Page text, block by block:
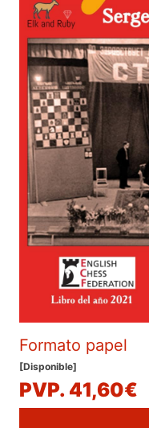
Formato papel
[Disponible]
PVP. 41,60€